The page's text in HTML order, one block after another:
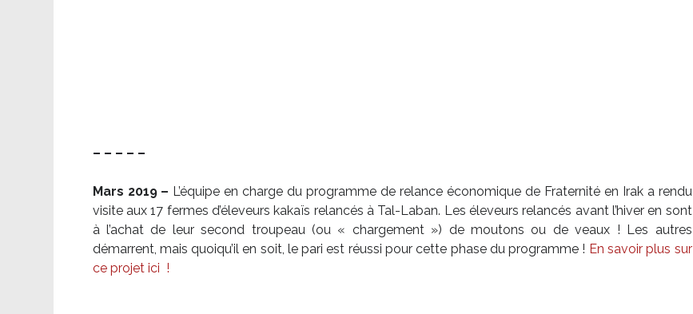
– – – – –
Mars 2019 – L’équipe en charge du programme de relance économique de Fraternité en Irak a rendu
visite aux 17 fermes d’éleveurs kakaïs relancés à Tal-Laban. Les éleveurs relancés avant l’hiver en sont
à l’achat de leur second troupeau (ou « chargement ») de moutons ou de veaux ! Les autres
démarrent, mais quoiqu’il en soit, le pari est réussi pour cette phase du programme ! En savoir plus sur
ce projet ici !